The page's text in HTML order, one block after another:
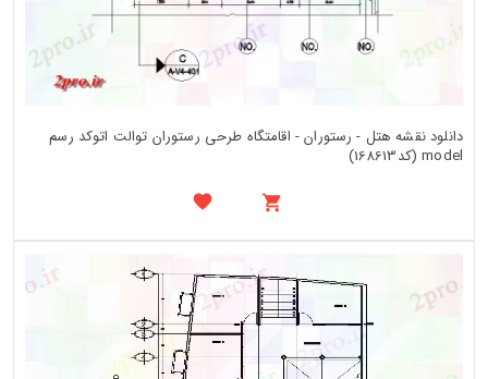
دانلود نقشه هتل - رستوران - اقامتگاه طرحی رستوران توالت اتوکد رسم
model (کد168613)